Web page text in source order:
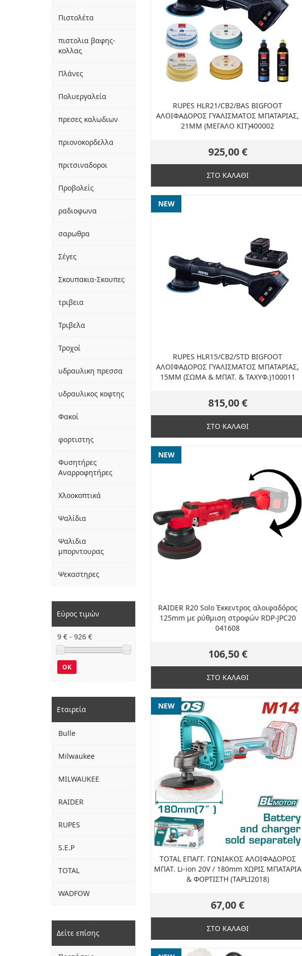
RUPES HLR21/CB2/BAS BIGFOOT
ΑΛΟΙΦΑΔΟΡΟΣ ΓΥΑΛΙΣΜΑΤΟΣ ΜΠΑΤΑΡΙΑΣ,
21MM (ΜΕΓΑΛΟ ΚΙΤ)400002
925,00 €
ΣΤΟ ΚΑΛΑΘΙ
NEW
RUPES HLR15/CB2/STD BIGFOOT
ΑΛΟΙΦΑΔΟΡΟΣ ΓΥΑΛΙΣΜΑΤΟΣ ΜΠΑΤΑΡΙΑΣ,
15MM (ΣΩΜΑ & ΜΠΑΤ. & ΤΑΧΥΦ.)100011
815,00 €
ΣΤΟ ΚΑΛΑΘΙ
NEW
RAIDER R20 Solo Έκκεντρος αλοιφαδόρος
125mm με ρύθμιση στροφών RDP-JPC20
041608
106,50 €
ΣΤΟ ΚΑΛΑΘΙ
NEW
TOTAL ΕΠΑΓΓ. ΓΩΝΙΑΚΟΣ ΑΛΟΙΦΑΔΟΡΟΣ
ΜΠΑΤ. Li-ion 20V / 180mm ΧΩΡΙΣ ΜΠΑΤΑΡΙΑ
& ΦΟΡΤΙΣΤΗ (TAPLI2018)
67,00 €
ΣΤΟ ΚΑΛΑΘΙ
Πιστολέτα
πιστολια βαφης-
κολλας
Πλάνες
Πολυεργαλεία
πρεσες καλωδιων
πριονοκορδελλα
πριτσιναδοροι
Προβολείς
ραδιοφωνα
σαρωθρα
Σέγες
Σκουπακια-Σκουπες
τριβεια
Τριβελα
Τροχοί
υδραυλικη πρεσσα
υδραυλικος κοφτης
Φακοί
φορτιστης
Φυσητήρες
Αναρροφητήρες
Χλοοκοπτικά
Ψαλίδια
Ψαλιδια
μπορντουρας
Ψεκαστηρες
Εύρος τιμών
9 € - 926 €
OK
Εταιρεία
Bulle
Milwaukee
MILWAUKEE
RAIDER
RUPES
S.E.P
TOTAL
WADFOW
Δείτε επίσης